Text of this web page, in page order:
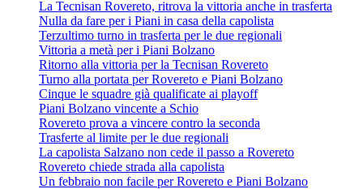
La Tecnisan Rovereto, ritrova la vittoria anche in trasferta
Nulla da fare per i Piani in casa della capolista
Terzultimo turno in trasferta per le due regionali
Vittoria a metà per i Piani Bolzano
Ritorno alla vittoria per la Tecnisan Rovereto
Turno alla portata per Rovereto e Piani Bolzano
Cinque le squadre già qualificate ai playoff
Piani Bolzano vincente a Schio
Rovereto prova a vincere contro la seconda
Trasferte al limite per le due regionali
La capolista Salzano non cede il passo a Rovereto
Rovereto chiede strada alla capolista
Un febbraio non facile per Rovereto e Piani Bolzano